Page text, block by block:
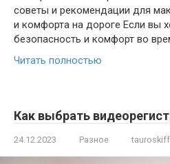
советы и рекомендации для
и комфорта на дороге Если вы
безопасность и комфорт во
Читать полностью
Как выбрать
24.12.2023 Разное tauroskiff